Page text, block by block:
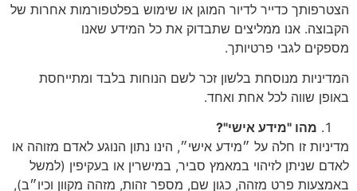
הצטרפותך כדייר לדיור המוגן או שימוש בפלטפורמות אחרות של
הקבוצה. אנו ממליצים שתבדוק את כל המידע שאנו
מספקים לגבי פרטיותך.
המדיניות מנוסחת בלשון זכר לשם הנוחות בלבד ומתייחסת
באופן שווה לכל אחת ואחד.
מהו "מידע אישי"?
מדיניות זו חלה על ״מידע אישי״, הינו נתון הנוגע לאדם מזוהה או
לאדם שניתן לזיהוי במאמץ סביר, במישרין או בעקיפין (למשל
באמצעות פרט מזהה, כגון שם, מספר זהות, מזהה מקוון וכיו״ב),